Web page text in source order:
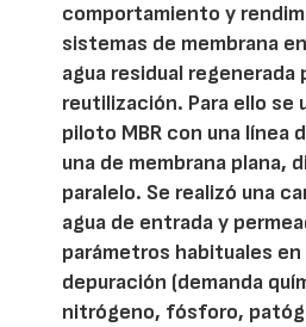
comportamiento y
sistemas de membrana
agua residual
reutilización. Para ello se
piloto MBR con una línea
una de membrana plana,
paralelo. Se realizó una
agua de entrada y
parámetros habituales
depuración (demanda
nitrógeno, fósforo,